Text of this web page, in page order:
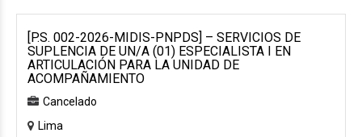
[P.S. 002-2026-MIDIS-PNPDS] – SERVICIOS DE
SUPLENCIA DE UN/A (01) ESPECIALISTA I EN
ARTICULACIÓN PARA LA UNIDAD DE
ACOMPAÑAMIENTO
Cancelado
Lima